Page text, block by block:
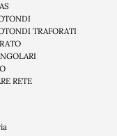
TRAFORATI
RETE